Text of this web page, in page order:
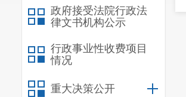
政府接受法院行政法
律文书机构公示
行政事业性收费项目
情况
重大决策公开